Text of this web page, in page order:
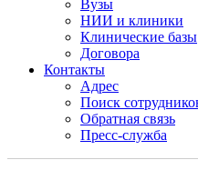
Вузы
НИИ и клиники
Клинические базы
Договора
Контакты
Адрес
Поиск
Обратная связь
Пресс-служба